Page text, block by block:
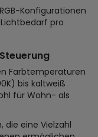
Konfigurationen
pro
Farbtemperaturen
bis kaltweiß
für Wohn- als
die eine Vielzahl